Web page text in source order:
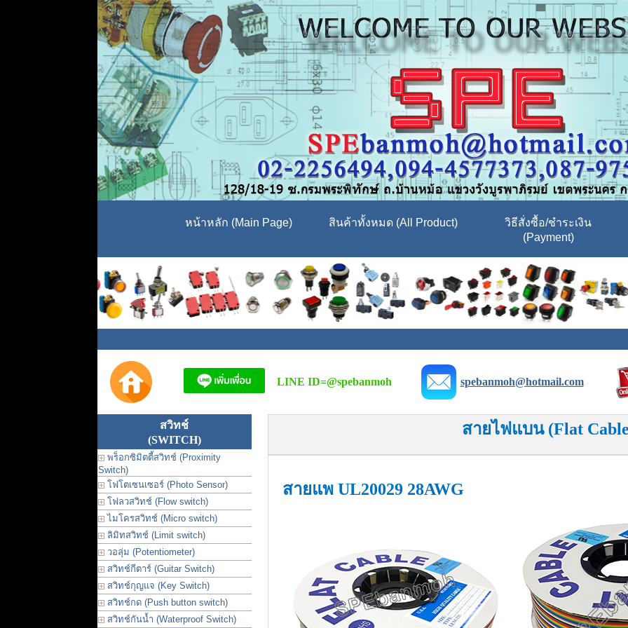
หน้าหลัก (Main Page) สินค้าทั้งหมด (All Product)
วิธีสั่งซื้อ/ชำระเงิน
(Payment)
LINE ID=@spebanmoh spebanmoh@hotmail.com
สวิทช์
(SWITCH)
พร็อกซิมิตตี้สวิทช์ (Proximity
Switch)
โฟโตเซนเซอร์ (Photo Sensor)
โฟลวสวิทช์ (Flow switch)
ไมโครสวิทช์ (Micro switch)
ลิมิทสวิทช์ (Limit switch)
วอลุ่ม (Potentiometer)
สวิทช์กีตาร์ (Guitar Switch)
สวิทช์กุญแจ (Key Switch)
สวิทช์กด (Push button switch)
สวิทช์กันน้ำ (Waterproof Switch)
สายไฟแบน (Flat
สายแพ UL20029 28AWG